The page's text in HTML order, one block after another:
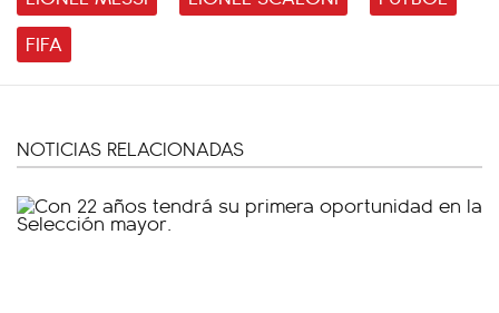
FIFA
NOTICIAS RELACIONADAS